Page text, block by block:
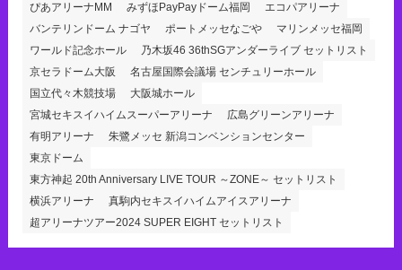
ぴあアリーナMM
みずほPayPayドーム福岡
エコパアリーナ
バンテリンドーム ナゴヤ
ポートメッセなごや
マリンメッセ福岡
ワールド記念ホール
乃木坂46 36thSGアンダーライブ セットリスト
京セラドーム大阪
名古屋国際会議場 センチュリーホール
国立代々木競技場
大阪城ホール
宮城セキスイハイムスーパーアリーナ
広島グリーンアリーナ
有明アリーナ
朱鷺メッセ 新潟コンベンションセンター
東京ドーム
東方神起 20th Anniversary LIVE TOUR ～ZONE～ セットリスト
横浜アリーナ
真駒内セキスイハイムアイスアリーナ
超アリーナツアー2024 SUPER EIGHT セットリスト